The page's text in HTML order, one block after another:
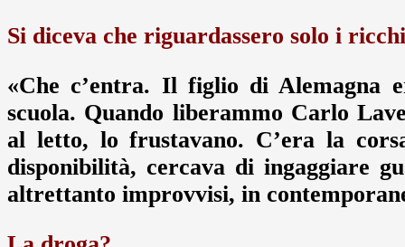
Si diceva che riguardassero solo i
«Che c’entra. Il figlio di Alemagna
scuola. Quando liberammo Carlo
al letto, lo frustavano. C’era la
disponibilità, cercava di ingaggiare
altrettanto improvvisi, in